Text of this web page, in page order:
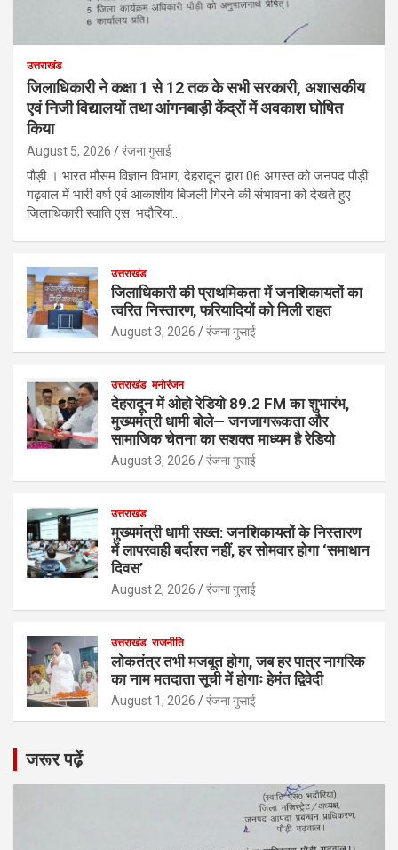
उत्तराखंड
जिलाधिकारी ने कक्षा 1 से 12 तक के सभी सरकारी, अशासकीय
एवं निजी विद्यालयों तथा आंगनबाड़ी केंद्रों में अवकाश घोषित
किया
August 5, 2026 रंजना गुसाई
पौड़ी । भारत मौसम विज्ञान विभाग, देहरादून द्वारा 06 अगस्त को जनपद पौड़ी
गढ़वाल में भारी वर्षा एवं आकाशीय बिजली गिरने की संभावना को देखते हुए
जिलाधिकारी स्वाति एस. भदौरिया…
उत्तराखंड
जिलाधिकारी की प्राथमिकता में जनशिकायतों का
त्वरित निस्तारण, फरियादियों को मिली राहत
August 3, 2026 रंजना गुसाई
उत्तराखंड मनोरंजन
देहरादून में ओहो रेडियो 89.2 FM का शुभारंभ,
मुख्यमंत्री धामी बोले— जनजागरूकता और
सामाजिक चेतना का सशक्त माध्यम है रेडियो
August 3, 2026 रंजना गुसाई
उत्तराखंड
मुख्यमंत्री धामी सख्त: जनशिकायतों के निस्तारण
में लापरवाही बर्दाश्त नहीं, हर सोमवार होगा ‘समाधान
दिवस’
August 2, 2026 रंजना गुसाई
उत्तराखंड राजनीति
लोकतंत्र तभी मजबूत होगा, जब हर पात्र नागरिक
का नाम मतदाता सूची में होगाः हेमंत द्विवेदी
August 1, 2026 रंजना गुसाई
जरूर पढ़ें